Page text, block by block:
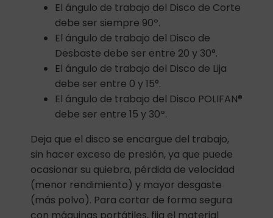
El ángulo de trabajo del Disco de Corte
debe ser siempre 90º.
El ángulo de trabajo del Disco de
Desbaste debe ser entre 20 y 30°.
El ángulo de trabajo del Disco de Lija
debe ser entre 0 y 15°.
El ángulo de trabajo del Disco POLIFAN®
debe ser entre 15 y 30º.
Deja que el disco se encargue del trabajo,
sin hacer exceso de presión, ya que puede
ocasionar su quiebra, pérdida de velocidad
(menor rendimiento) y mayor desgaste
(más polvo). Para cortar de forma segura